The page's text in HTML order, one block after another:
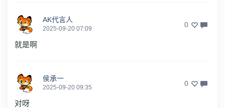
AK代言人
2025-09-20 07:09 0
就是啊
侯承一
2025-09-20 09:35 0
对呀